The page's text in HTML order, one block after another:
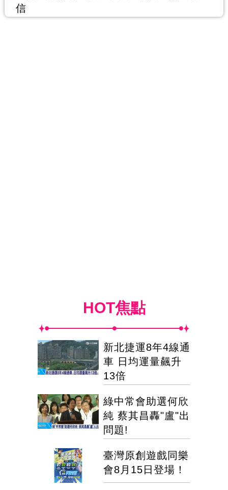
信
HOT焦點
新北捷運8年4線通
車 日均運量飆升
13倍
綠中常會助選何欣
純 蔡其昌轟"盧"出
問題!
臺灣原創遊戲同樂
會8月15日登場！